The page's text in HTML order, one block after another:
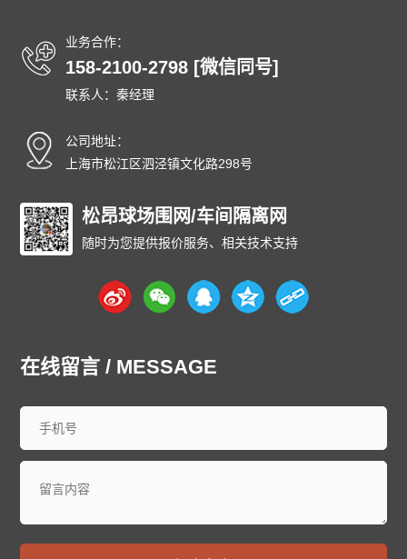
业务合作：
158-2100-2798 [微信同号]
联系人：秦经理
公司地址：
上海市松江区泗泾镇文化路298号
松昂球场围网/车间隔离网
随时为您提供报价服务、相关技术支持
在线留言 / MESSAGE